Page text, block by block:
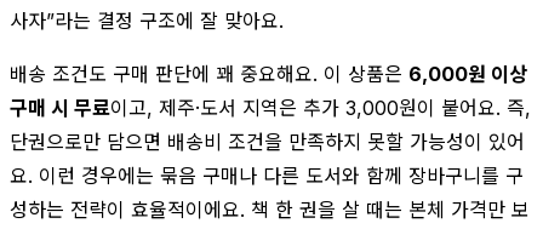
사자”라는 결정 구조에 잘 맞아요.
배송 조건도 구매 판단에 꽤 중요해요. 이 상품은 6,000원 이상
구매 시 무료이고, 제주·도서 지역은 추가 3,000원이 붙어요. 즉,
단권으로만 담으면 배송비 조건을 만족하지 못할 가능성이 있어
요. 이런 경우에는 묶음 구매나 다른 도서와 함께 장바구니를 구
성하는 전략이 효율적이에요. 책 한 권을 살 때는 본체 가격만 보